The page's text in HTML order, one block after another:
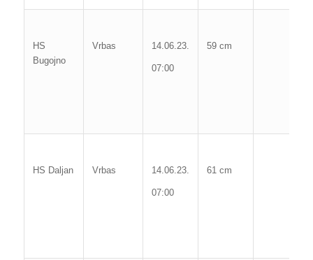
HS
Bugojno
Vrbas 14.06.23.
07:00
59 cm
HS Daljan Vrbas 14.06.23.
07:00
61 cm